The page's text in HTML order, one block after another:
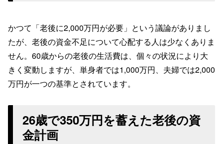
かつて「老後に2,000万円が必要」という議論がありまし
たが、老後の資金不足について心配する人は少なくありま
せん。60歳からの老後の生活費は、個々の状況により大
きく変動しますが、単身者では1,000万円、夫婦では2,000
万円が一つの基準とされています。
26歳で350万円を蓄えた老後の資
金計画